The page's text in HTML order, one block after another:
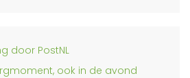
door PostNL
ook in de avond